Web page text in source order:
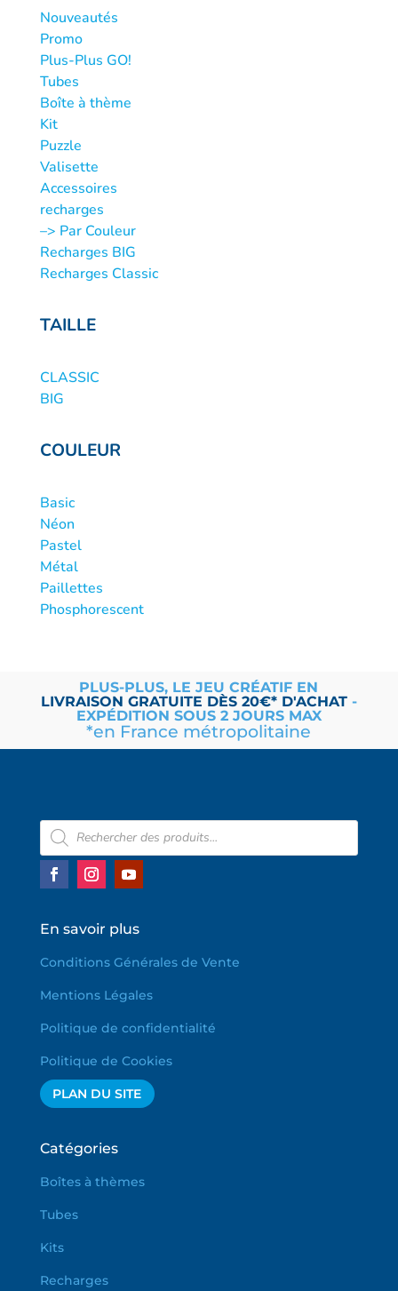
Nouveautés
Promo
Plus-Plus GO!
Tubes
Boîte à thème
Kit
Puzzle
Valisette
Accessoires
recharges
–> Par Couleur
Recharges BIG
Recharges Classic
TAILLE
CLASSIC
BIG
COULEUR
Basic
Néon
Pastel
Métal
Paillettes
Phosphorescent
PLUS-PLUS, LE JEU CRÉATIF EN
LIVRAISON GRATUITE DÈS 20€* D'ACHAT -
EXPÉDITION SOUS 2 JOURS MAX
*en France métropolitaine
Recherche
de
produits
En savoir plus
Conditions Générales de Vente
Mentions Légales
Politique de confidentialité
Politique de Cookies
PLAN DU SITE
Catégories
Boîtes à thèmes
Tubes
Kits
Recharges